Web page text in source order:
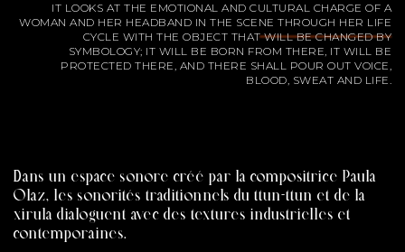
IT LOOKS AT THE EMOTIONAL AND CULTURAL CHARGE OF A
WOMAN AND HER HEADBAND IN THE SCENE THROUGH HER LIFE
CYCLE WITH THE OBJECT THAT WILL BE CHANGED BY
SYMBOLOGY; IT WILL BE BORN FROM THERE, IT WILL BE
PROTECTED THERE, AND THERE SHALL POUR OUT VOICE,
BLOOD, SWEAT AND LIFE.
Dans un espace sonore créé par la compositrice Paula
Olaz, les sonorités traditionnels du ttun-ttun et de la
xirula dialoguent avec des textures industrielles et
contemporaines.